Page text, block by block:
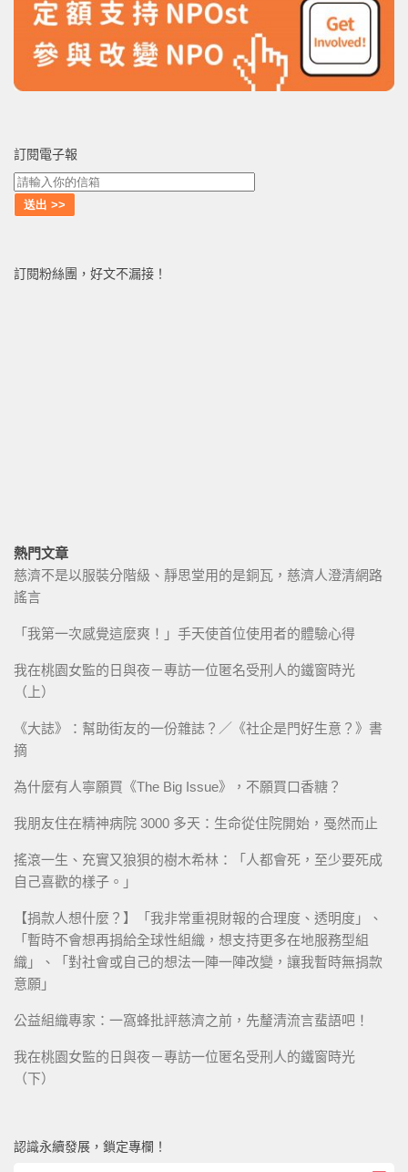
訂閱電子報
訂閱粉絲團，好文不漏接！
熱門文章
慈濟不是以服裝分階級、靜思堂用的是銅瓦，慈濟人澄清網路
謠言
「我第一次感覺這麼爽！」手天使首位使用者的體驗心得
我在桃園女監的日與夜－專訪一位匿名受刑人的鐵窗時光
（上）
《大誌》：幫助街友的一份雜誌？／《社企是門好生意？》書
摘
為什麼有人寧願買《The Big Issue》，不願買口香糖？
我朋友住在精神病院 3000 多天：生命從住院開始，戞然而止
搖滾一生、充實又狼狽的樹木希林：「人都會死，至少要死成
自己喜歡的樣子。」
【捐款人想什麼？】「我非常重視財報的合理度、透明度」、
「暫時不會想再捐給全球性組織，想支持更多在地服務型組
織」、「對社會或自己的想法一陣一陣改變，讓我暫時無捐款
意願」
公益組織專家：一窩蜂批評慈濟之前，先釐清流言蜚語吧！
我在桃園女監的日與夜－專訪一位匿名受刑人的鐵窗時光
（下）
認識永續發展，鎖定專欄！